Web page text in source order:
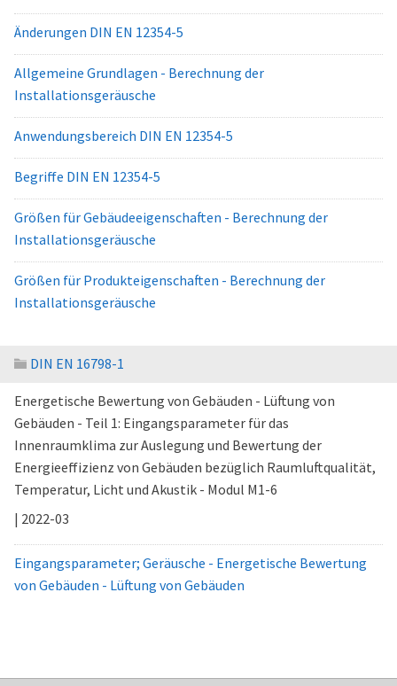
Änderungen DIN EN 12354-5
Allgemeine Grundlagen - Berechnung der
Installationsgeräusche
Anwendungsbereich DIN EN 12354-5
Begriffe DIN EN 12354-5
Größen für Gebäudeeigenschaften - Berechnung der
Installationsgeräusche
Größen für Produkteigenschaften - Berechnung der
Installationsgeräusche
DIN EN 16798-1
Energetische Bewertung von Gebäuden - Lüftung von
Gebäuden - Teil 1: Eingangsparameter für das
Innenraumklima zur Auslegung und Bewertung der
Energieeffizienz von Gebäuden bezüglich Raumluftqualität,
Temperatur, Licht und Akustik - Modul M1-6
| 2022-03
Eingangsparameter; Geräusche - Energetische Bewertung
von Gebäuden - Lüftung von Gebäuden